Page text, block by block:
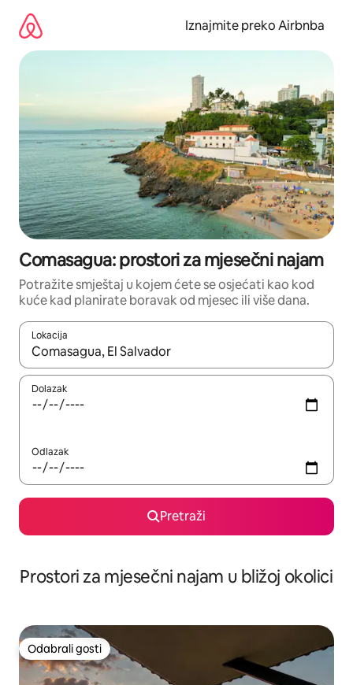
sadržaj
Iznajmite preko Airbnba
Comasagua: prostori za mjesečni najam
Potražite smještaj u kojem ćete se osjećati kao kod
kuće kad planirate boravak od mjesec ili više dana.
Lokacija
Kada budu dostupni rezultati, moći ćete ih pregledati
Dolazak
Odlazak
Pretraži
Prostori za mjesečni najam u bližoj okolici
Odabrali gosti
Odabrali gosti